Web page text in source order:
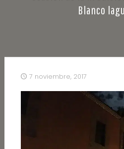
Blanco
7 noviembre, 2017